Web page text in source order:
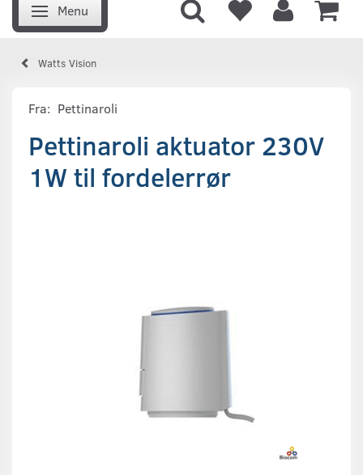
Skifte navigation
Menu
Watts Vision
Fra: Pettinaroli
Pettinaroli aktuator 230V
1W til fordelerrør